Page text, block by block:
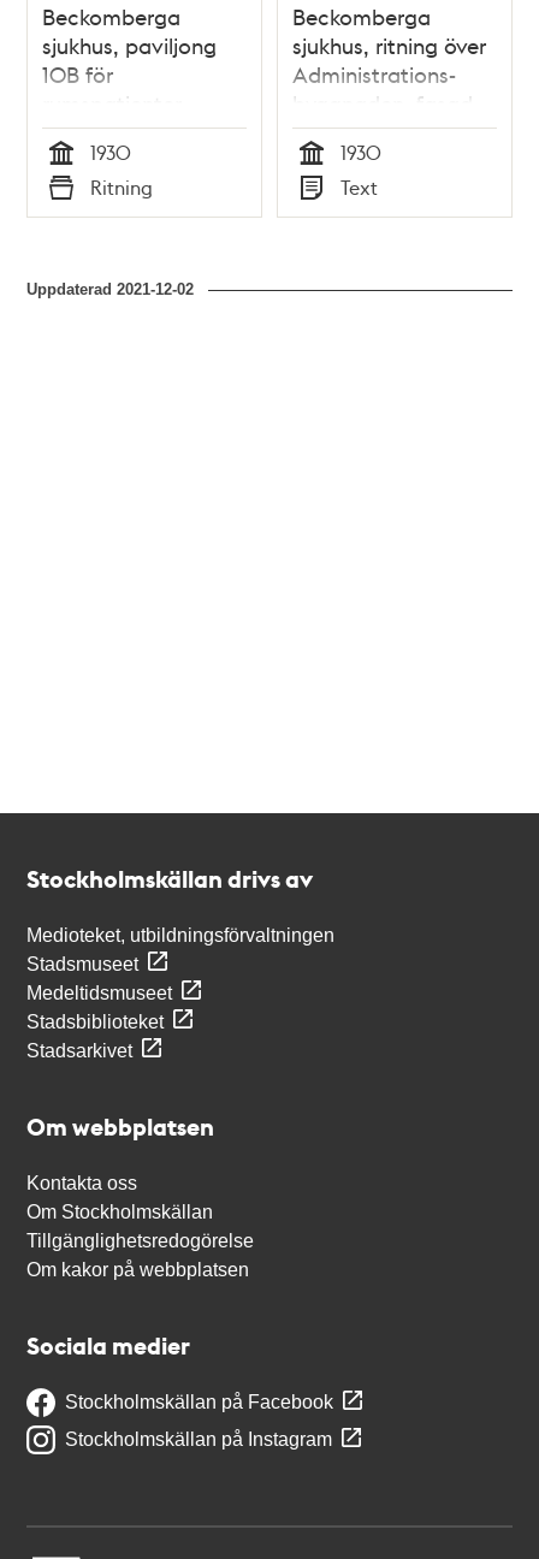
Beckomberga
sjukhus, paviljong
10B för
rumspatienter,
källarplan
Tid
1930
Typ
Ritning
Beckomberga
sjukhus, ritning över
Administrations-
byggnaden, fasad,
detalj
Tid
1930
Typ
Text
Uppdaterad2021-12-02
Stockholmskällan drivs av
Medioteket, utbildningsförvaltningen
Stadsmuseet
Medeltidsmuseet
Stadsbiblioteket
Stadsarkivet
Om webbplatsen
Kontakta oss
Om Stockholmskällan
Tillgänglighetsredogörelse
Om kakor på webbplatsen
Sociala medier
Stockholmskällan på Facebook
Stockholmskällan på Instagram